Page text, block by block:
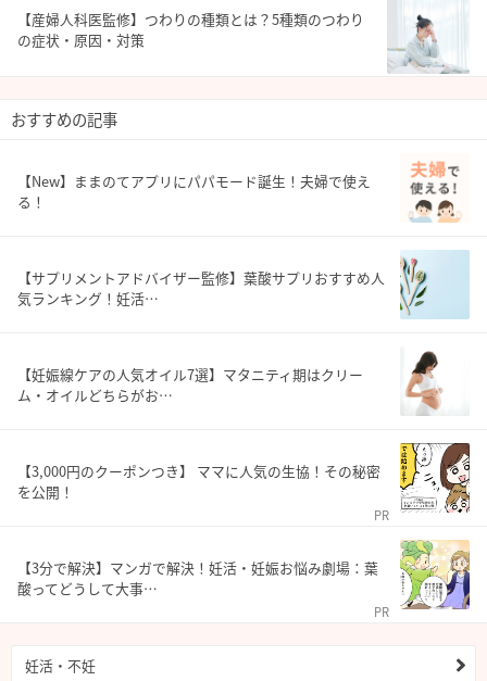
【産婦人科医監修】つわりの種類とは？5種類のつわり
の症状・原因・対策
おすすめの記事
【New】ままのてアプリにパパモード誕生！夫婦で使え
る！
【サプリメントアドバイザー監修】葉酸サプリおすすめ人
気ランキング！妊活…
【妊娠線ケアの人気オイル7選】マタニティ期はクリー
ム・オイルどちらがお…
【3,000円のクーポンつき】 ママに人気の生協！その秘密
を公開！
PR
【3分で解決】マンガで解決！妊活・妊娠お悩み劇場：葉
酸ってどうして大事…
PR
妊活・不妊